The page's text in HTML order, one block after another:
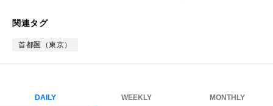
ー
関連タグ
首都圏（東京）
DAILY WEEKLY MONTHLY